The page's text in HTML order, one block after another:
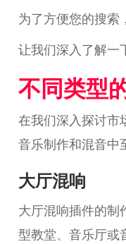
为了方便您的搜索
让我们深入了解一
不同类型
在我们深入探讨市
音乐制作和混音中
大厅混响
大厅混响插件的制
型教堂、音乐厅或